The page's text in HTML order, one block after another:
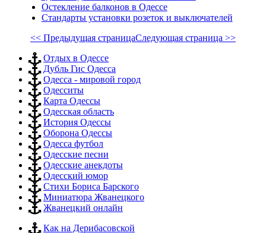
Остекление балконов в Одессе
Стандарты установки розеток и выключателей
<< Предыдущая страницаСледующая страница >>
Отдых в Одессе
Дубль Гис Одесса
Одесса - мировой город
Одесситы
Карта Одессы
Одесская область
История Одессы
Оборона Одессы
Одесса футбол
Одесские песни
Одесские анекдоты
Одесский юмор
Стихи Бориса Барского
Миниатюра Жванецкого
Жванецкий онлайн
Как на Дерибасовской